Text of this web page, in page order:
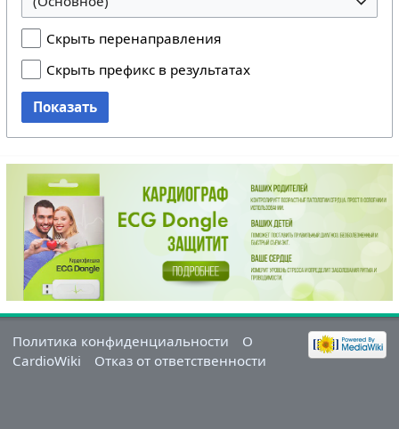
Скрыть перенаправления
Скрыть префикс в результатах
Показать
Политика конфиденциальности
О
CardioWiki
Отказ от ответственности